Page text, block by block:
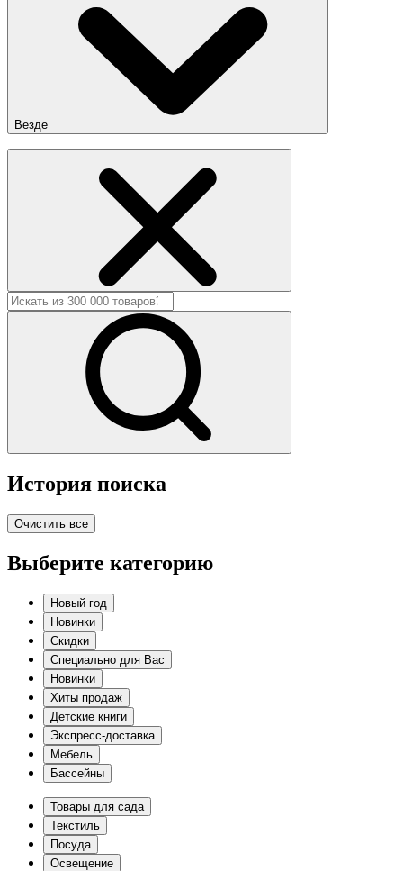
Везде
История поиска
Очистить все
Выберите категорию
Новый год
Новинки
Скидки
Специально для Вас
Новинки
Хиты продаж
Детские книги
Экспресс-доставка
Мебель
Бассейны
Товары для сада
Текстиль
Посуда
Освещение